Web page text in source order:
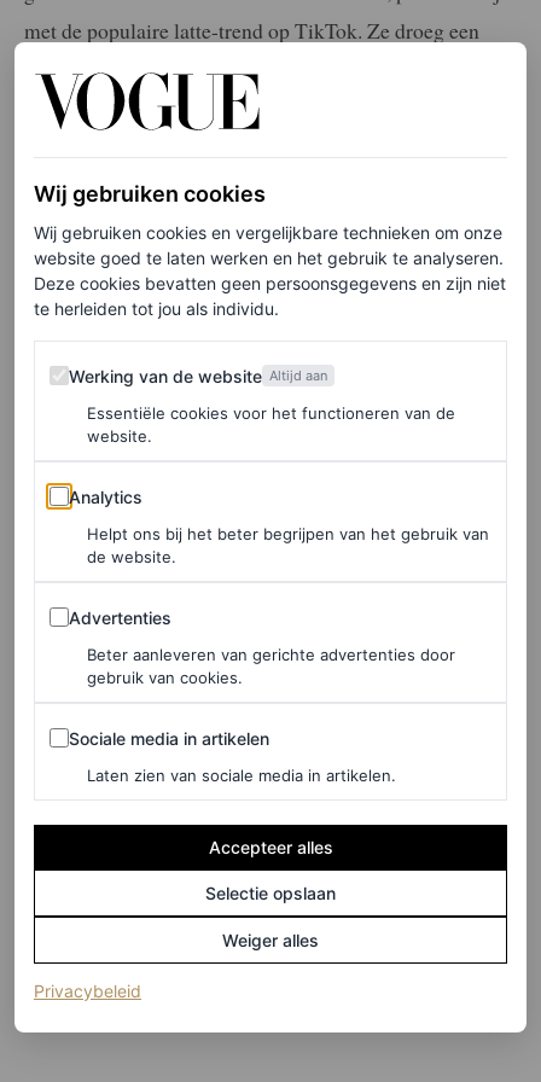
met de populaire latte-trend op TikTok. Ze droeg een
caramelkleurige tweedelige set van Bleusalt, bestaande
uit een mouwloze coltrui en een bijpassende wijde broek.
overhemd met knoopsluiting en een camelkleurige
chinobroek.
Ton-sur-ton
Ton-sur-ton is al lang een veelgebruikte stylinghack om
een look naar een hoger niveau te tillen. Voor een knusse
versie van deze stijl kun je een zacht gebreide set kiezen,
zoals die van Meghan, dat verfijning combineert met
praktisch nut. De look zal niet alleen een gevoel van
elegantie oproepen, maar ook een vleugje van de energie
Wij gebruiken cookies
Wij gebruiken cookies en vergelijkbare technieken om onze
website goed te laten werken en het gebruik te analyseren.
Deze cookies bevatten geen persoonsgegevens en zijn niet
te herleiden tot jou als individu.
Werking van de website
Werking van de website Altijd aan
Essentiële cookies voor het functioneren van de
website.
Analytics
Analytics
Helpt ons bij het beter begrijpen van het gebruik van
de website.
Advertenties
Advertenties
Beter aanleveren van gerichte advertenties door
gebruik van cookies.
Sociale media in artikelen
Sociale media in artikelen
Laten zien van sociale media in artikelen.
Accepteer alles
Selectie opslaan
Weiger alles
Privacybeleid